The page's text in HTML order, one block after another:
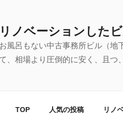
リノベーションした
お風呂もない中古事務所ビル（地
て、相場より圧倒的に安く、且つ
TOP 人気の投稿 リノ